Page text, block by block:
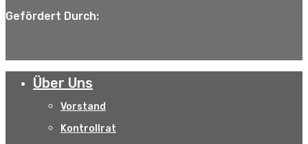
Gefördert Durch:
Über Uns
Vorstand
Kontrollrat